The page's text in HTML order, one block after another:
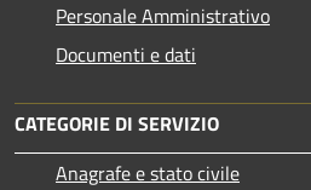
Personale Amministrativo
Documenti e dati
CATEGORIE DI SERVIZIO
Anagrafe e stato civile